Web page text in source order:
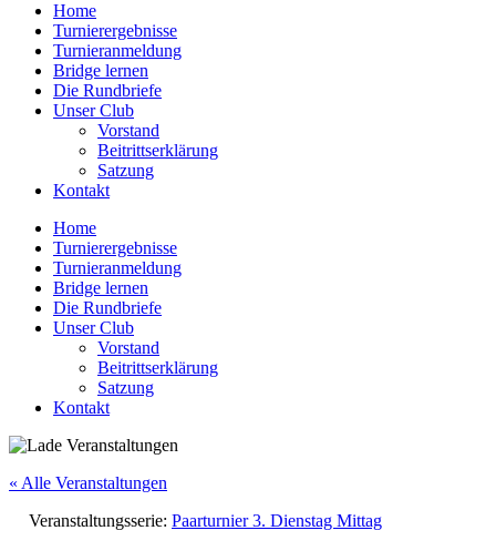
Home
Turnierergebnisse
Turnieranmeldung
Bridge lernen
Die Rundbriefe
Unser Club
Vorstand
Beitrittserklärung
Satzung
Kontakt
Home
Turnierergebnisse
Turnieranmeldung
Bridge lernen
Die Rundbriefe
Unser Club
Vorstand
Beitrittserklärung
Satzung
Kontakt
« Alle Veranstaltungen
Veranstaltungsserie: Paarturnier 3. Dienstag Mittag